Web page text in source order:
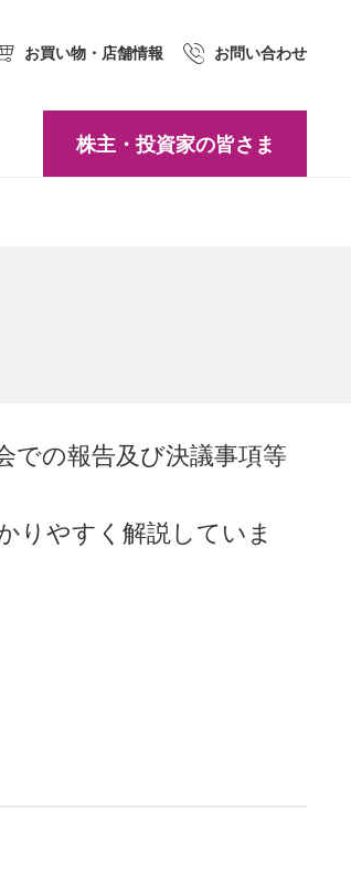
株主・投資家の皆さま
お買い物・店舗情報 (new window.)
お問い合わせ
での報告及び決議事項等
りやすく解説していま